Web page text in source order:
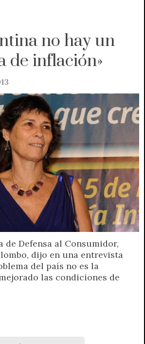
no hay un
de inflación»
de Defensa al Consumidor,
dijo en una entrevista
del país no es la
las condiciones de